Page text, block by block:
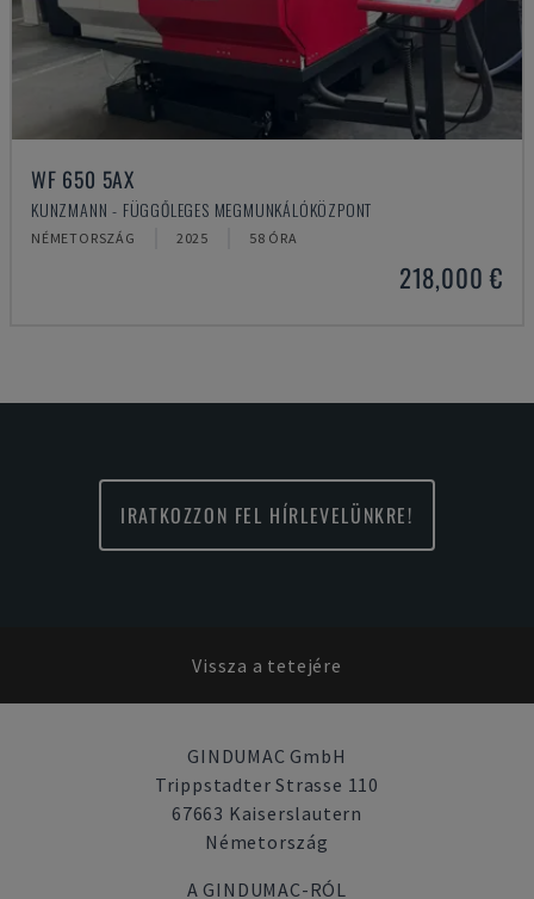
WF 650 5AX
KUNZMANN - FÜGGŐLEGES MEGMUNKÁLÓKÖZPONT
NÉMETORSZÁG 2025 58 ÓRA
218,000 €
IRATKOZZON FEL HÍRLEVELÜNKRE!
Vissza a tetejére
GINDUMAC GmbH
Trippstadter Strasse 110
67663 Kaiserslautern
Németország
A GINDUMAC-RÓL